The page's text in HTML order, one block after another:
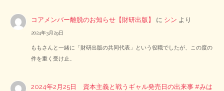
コアメンバー離脱のお知らせ【財研出版】 に シン より
2024年3月29日
ももさんと一緒に「財研出版の共同代表」という役職でしたが、この度の
件を重く受け止…
2024年2月25日 資本主義と戦うギャル発売日の出来事 #みは